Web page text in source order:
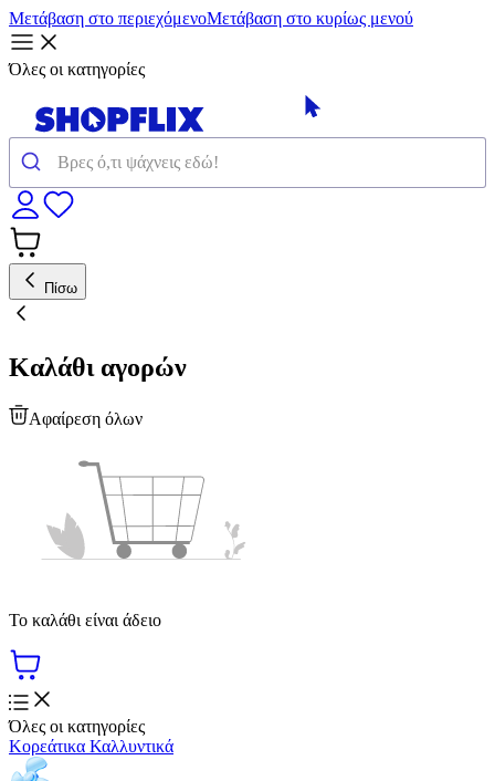
Μετάβαση στο περιεχόμενοΜετάβαση στο κυρίως μενού
Όλες οι κατηγορίες
Πίσω
Καλάθι αγορών
Αφαίρεση όλων
Το καλάθι είναι άδειο
Όλες οι κατηγορίες
Κορεάτικα Καλλυντικά